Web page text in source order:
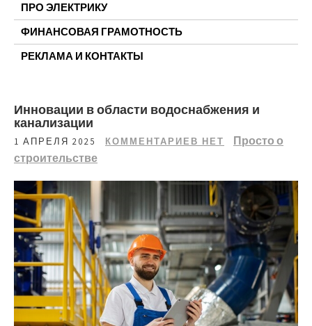
ПРО ЭЛЕКТРИКУ
ФИНАНСОВАЯ ГРАМОТНОСТЬ
РЕКЛАМА И КОНТАКТЫ
Инновации в области водоснабжения и
канализации
1 АПРЕЛЯ 2025 КОММЕНТАРИЕВ НЕТ
Просто о
строительстве